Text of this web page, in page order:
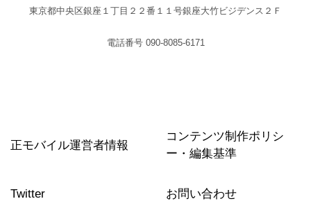
東京都中央区銀座１丁目２２番１１号銀座大竹ビジデンス２Ｆ
電話番号 090-8085-6171
正モバイル運営者情報
コンテンツ制作ポリシ
ー・編集基準
Twitter お問い合わせ